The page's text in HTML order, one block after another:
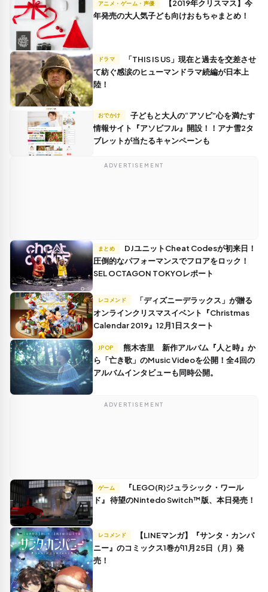
アニメ・ゲーム・声優
年発売の大人気子ども向けおもちゃまとめ！
ドラマ
て紡ぐ感涙のヒューマンドラマ続編が日本上
陸！
おでかけ
情報サイト『アソビフル』開設！！アナ雪2タ
ブレットが当たるキャンペーンも
ADVERTISEMENT
まとめ
圧倒的なパフォーマンスでフロアをロック！
SEL OCTAGON TOKYOレポート
レコメンド
オンラインクリスマスイベント『Christmas
Calendar 2019』12月1日スタート
JPOP
ら「亡き歌」のMusic Videoを公開！全4回の
アルバムインタビューも同時公開。
ADVERTISEMENT
ゲーム
ド』 待望のNintedo Switch™️版、本日発売！
レコメンド
ニー』のコミックス1巻が11月25日（月）発
売！